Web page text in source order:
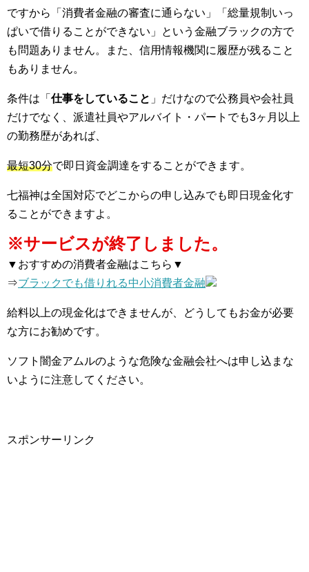
ですから「消費者金融の審査に通らない」「総量規制いっ
ぱいで借りることができない」という金融ブラックの方で
も問題ありません。また、信用情報機関に履歴が残ること
もありません。
条件は「 仕事をしていること 」だけなので公務員や会社員
だけでなく、派遣社員やアルバイト・パートでも3ヶ月以上
の勤務歴があれば、
最短30分で即日資金調達をすることができます。
七福神は全国対応でどこからの申し込みでも即日現金化す
ることができますよ。
※サービスが終了しました。
▼おすすめの消費者金融はこちら▼
⇒ブラックでも借りれる中小消費者金融
給料以上の現金化はできませんが、どうしてもお金が必要
な方にお勧めです。
ソフト闇金アムルのような危険な金融会社へは申し込まな
いように注意してください。
スポンサーリンク